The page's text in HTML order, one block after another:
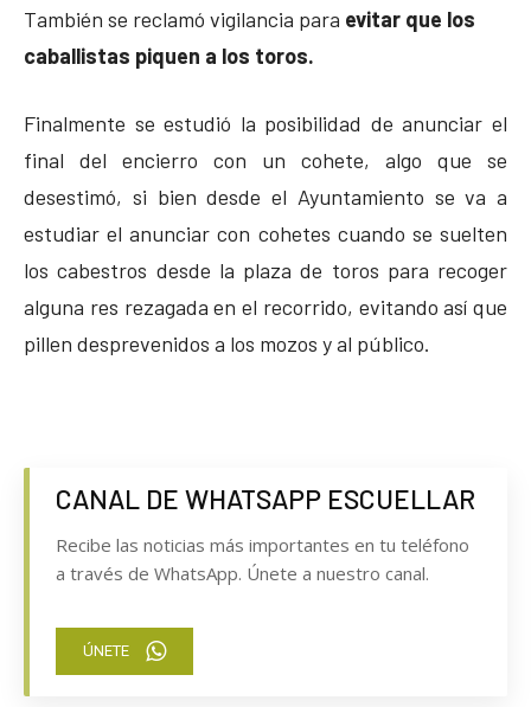
También se reclamó vigilancia para evitar que los
caballistas piquen a los toros.
Finalmente se estudió la posibilidad de anunciar el
final del encierro con un cohete, algo que se
desestimó, si bien desde el Ayuntamiento se va a
estudiar el anunciar con cohetes cuando se suelten
los cabestros desde la plaza de toros para recoger
alguna res rezagada en el recorrido, evitando así que
pillen desprevenidos a los mozos y al público.
CANAL DE WHATSAPP ESCUELLAR
Recibe las noticias más importantes en tu teléfono
a través de WhatsApp. Únete a nuestro canal.
ÚNETE